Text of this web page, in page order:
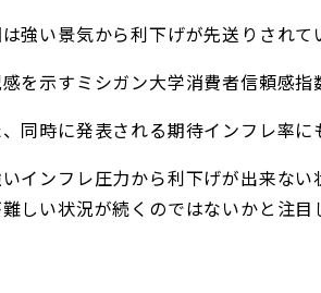
強い景気から利下げが先送りされて
を示すミシガン大学消費者信頼感
、同時に発表される期待インフレ率に
インフレ圧力から利下げが出来な
しい状況が続くのではないかと注目